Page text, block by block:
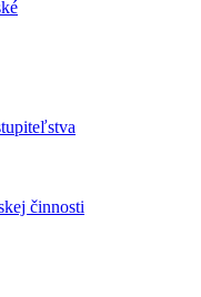
činnosti